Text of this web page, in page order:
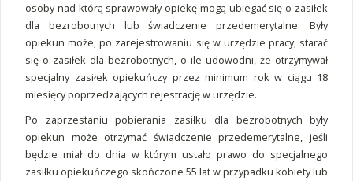
osoby nad którą sprawowały opiekę mogą ubiegać się o zasiłek
dla bezrobotnych lub świadczenie przedemerytalne. Były
opiekun może, po zarejestrowaniu się w urzędzie pracy, starać
się o zasiłek dla bezrobotnych, o ile udowodni, że otrzymywał
specjalny zasiłek opiekuńczy przez minimum rok w ciągu 18
miesięcy poprzedzających rejestrację w urzędzie.
Po zaprzestaniu pobierania zasiłku dla bezrobotnych były
opiekun może otrzymać świadczenie przedemerytalne, jeśli
będzie miał do dnia w którym ustało prawo do specjalnego
zasiłku opiekuńczego skończone 55 lat w przypadku kobiety lub